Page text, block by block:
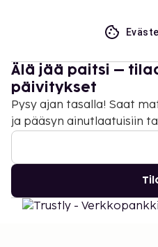
Älä jää paitsi –
päivitykset
Pysy ajan tasalla! Saat
ja pääsyn ainutlaatuisiin